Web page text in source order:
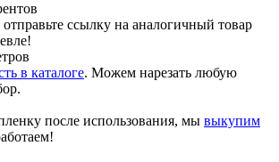
отправьте ссылку на аналогичный товар
в каталоге. Можем нарезать любую
после использования, мы выкупим